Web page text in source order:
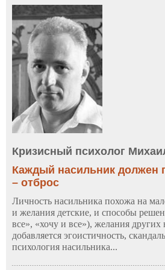
Кризисный психолог
Каждый насильник должен
– отброс
Личность насильника похожа на
и желания детские, и способы
все», «хочу и все»), желания
добавляется эгоистичность,
психология насильника...